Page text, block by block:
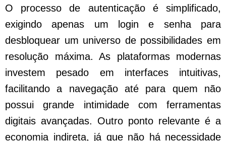
O processo de autenticação é simplificado,
exigindo apenas um login e senha para
desbloquear um universo de possibilidades em
resolução máxima. As plataformas modernas
investem pesado em interfaces intuitivas,
facilitando a navegação até para quem não
possui grande intimidade com ferramentas
digitais avançadas. Outro ponto relevante é a
economia indireta, já que não há necessidade